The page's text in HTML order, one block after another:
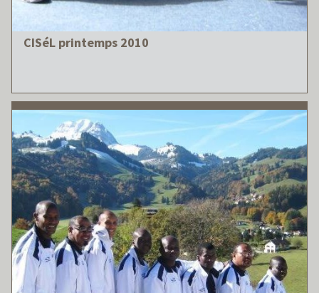
CISéL printemps 2010